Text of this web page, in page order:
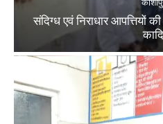
संदिग्ध एवं निराधार आपत्तियों